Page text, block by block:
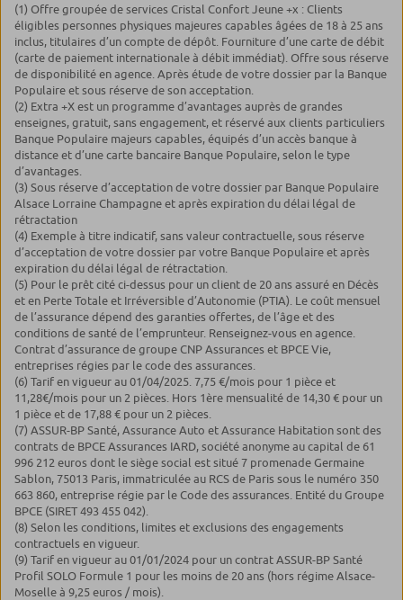
(1) Offre groupée de services Cristal Confort Jeune +x : Clients
éligibles personnes physiques majeures capables âgées de 18 à 25 ans
inclus, titulaires d’un compte de dépôt. Fourniture d’une carte de débit
(carte de paiement internationale à débit immédiat). Offre sous réserve
de disponibilité en agence. Après étude de votre dossier par la Banque
Populaire et sous réserve de son acceptation.
(2) Extra +X est un programme d’avantages auprès de grandes
enseignes, gratuit, sans engagement, et réservé aux clients particuliers
Banque Populaire majeurs capables, équipés d’un accès banque à
distance et d’une carte bancaire Banque Populaire, selon le type
d’avantages.
(3) Sous réserve d’acceptation de votre dossier par Banque Populaire
Alsace Lorraine Champagne et après expiration du délai légal de
rétractation
(4) Exemple à titre indicatif, sans valeur contractuelle, sous réserve
d’acceptation de votre dossier par votre Banque Populaire et après
expiration du délai légal de rétractation.
(5) Pour le prêt cité ci-dessus pour un client de 20 ans assuré en Décès
et en Perte Totale et Irréversible d’Autonomie (PTIA). Le coût mensuel
de l’assurance dépend des garanties offertes, de l’âge et des
conditions de santé de l’emprunteur. Renseignez-vous en agence.
Contrat d’assurance de groupe CNP Assurances et BPCE Vie,
entreprises régies par le code des assurances.
(6) Tarif en vigueur au 01/04/2025. 7,75 €/mois pour 1 pièce et
11,28€/mois pour un 2 pièces. Hors 1ère mensualité de 14,30 € pour un
1 pièce et de 17,88 € pour un 2 pièces.
(7) ASSUR-BP Santé, Assurance Auto et Assurance Habitation sont des
contrats de BPCE Assurances IARD, société anonyme au capital de 61
996 212 euros dont le siège social est situé 7 promenade Germaine
Sablon, 75013 Paris, immatriculée au RCS de Paris sous le numéro 350
663 860, entreprise régie par le Code des assurances. Entité du Groupe
BPCE (SIRET 493 455 042).
(8) Selon les conditions, limites et exclusions des engagements
contractuels en vigueur.
(9) Tarif en vigueur au 01/01/2024 pour un contrat ASSUR-BP Santé
Profil SOLO Formule 1 pour les moins de 20 ans (hors régime Alsace-
Moselle à 9,25 euros / mois).